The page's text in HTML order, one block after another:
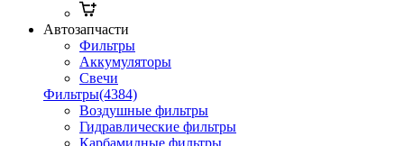
Автозапчасти
Фильтры
Аккумуляторы
Свечи
Фильтры(4384)
Воздушные фильтры
Гидравлические фильтры
Карбамидные фильтры